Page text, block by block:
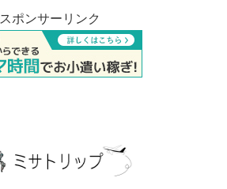
スポンサーリンク